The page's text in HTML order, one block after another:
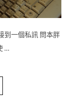
到一個私訊 問本胖
…